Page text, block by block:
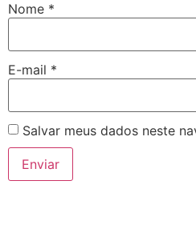
Nome *
E-mail *
Salvar meus dados neste